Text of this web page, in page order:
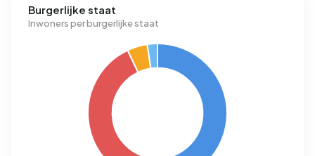
Burgerlijke staat
Inwoners per burgerlijke staat